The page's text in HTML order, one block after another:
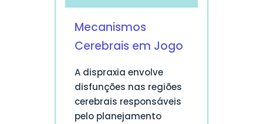
Mecanismos
Cerebrais em Jogo
A dispraxia envolve
disfunções nas regiões
cerebrais responsáveis
pelo planejamento